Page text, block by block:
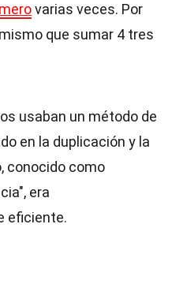
varias veces. Por
que sumar 4 tres
usaban un método de
en la duplicación y la
conocido como
era
eficiente.